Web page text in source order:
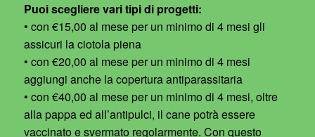
Puoi scegliere vari tipi di progetti:
• con €15,00 al mese per un minimo di 4 mesi gli
assicuri la ciotola piena
• con €20,00 al mese per un minimo di 4 mesi
aggiungi anche la copertura antiparassitaria
• con €40,00 al mese per un minimo di 4 mesi, oltre
alla pappa ed all’antipulci, il cane potrà essere
vaccinato e svermato regolarmente. Con questo